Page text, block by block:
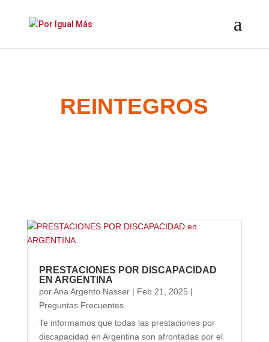
REINTEGROS
PRESTACIONES POR DISCAPACIDAD
EN ARGENTINA
porAna Argento Nasser| Feb 21, 2025 |
Preguntas Frecuentes
Te informamos que todas las prestaciones por
discapacidad en Argentina son afrontadas por el